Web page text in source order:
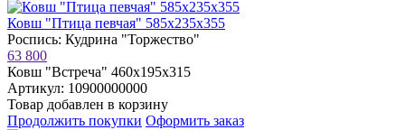
Ковш "Птица певчая" 585х235х355
Роспись: Кудрина "Торжество"
63 800
Ковш "Встреча" 460х195х315
Артикул: 10900000000
Товар добавлен в корзину
Продолжить покупки Оформить заказ